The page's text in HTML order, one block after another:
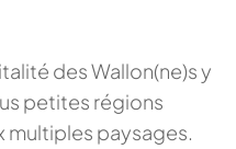
des Wallon(ne)s y
petites régions
multiples paysages.